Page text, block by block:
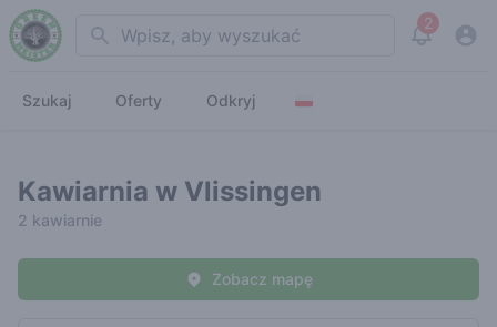
Search 2
View
Szukaj Oferty Odkryj
Kawiarnia w Vlissingen
2 kawiarnie
Zobacz mapę